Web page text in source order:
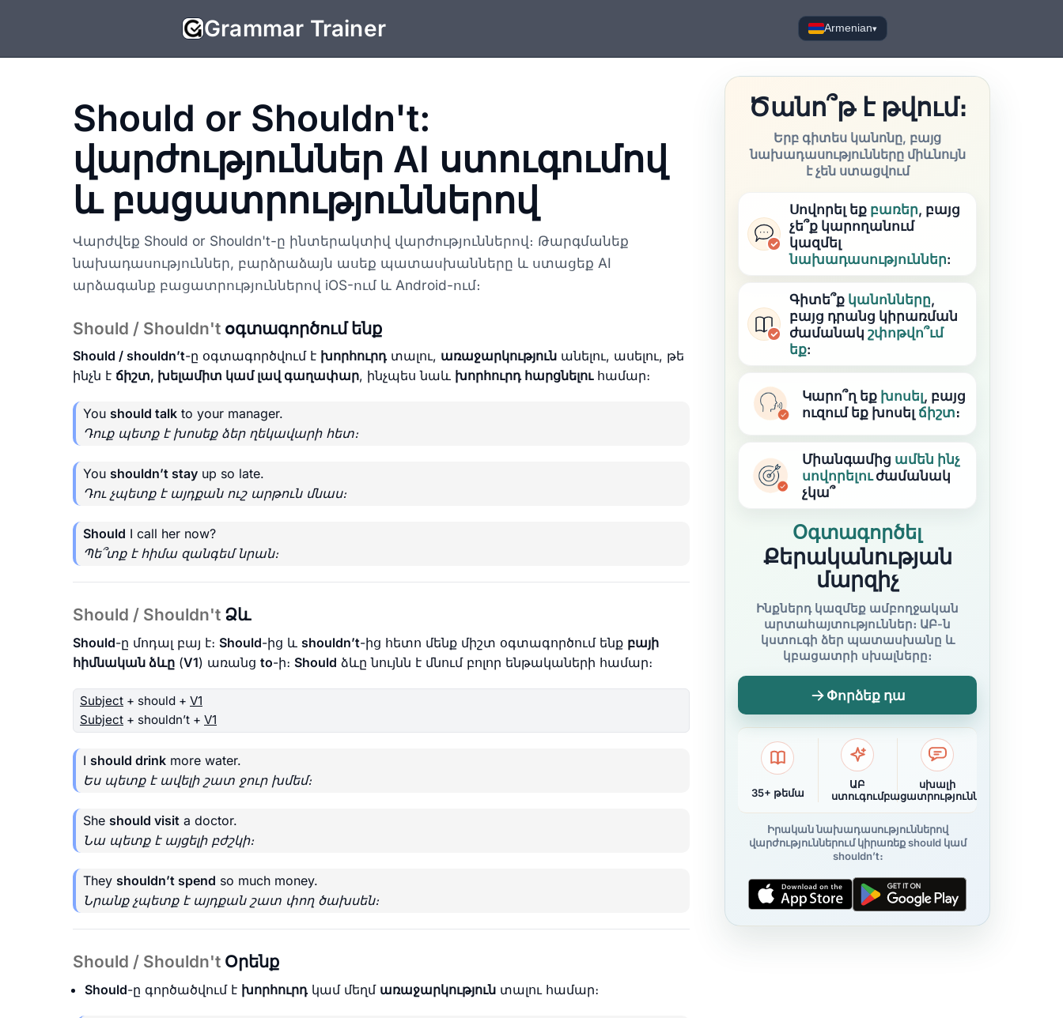
Grammar Trainer Armenian▾
Should or Shouldn't:
վարժություններ AI ստուգումով
և բացատրություններով
Վարժվեք Should or Shouldn't-ը ինտերակտիվ վարժություններով։ Թարգմանեք
նախադասություններ, բարձրաձայն ասեք պատասխանները և ստացեք AI
արձագանք բացատրություններով iOS-ում և Android-ում։
Should / Shouldn't օգտագործում ենք
Should / shouldn’t-ը օգտագործվում է խորհուրդտալու, առաջարկություն անելու, ասելու, թե
ինչն է ճիշտ, խելամիտ կամ լավ գաղափար, ինչպես նաև խորհուրդ հարցնելուհամար։
You should talk to your manager.
Դուք պետք է խոսեք ձեր ղեկավարի հետ։
You shouldn’t stay up so late.
Դու չպետք է այդքան ուշ արթուն մնաս։
Should I call her now?
Պե՞տք է հիմա զանգեմ նրան։
Should / Shouldn't Ձև
Should-ը մոդալ բայ է։ Should-ից և shouldn’t-ից հետո մենք միշտ օգտագործում ենք բայի
հիմնական ձևը (V1) առանց to-ի։ Should ձևը նույնն է մնում բոլոր ենթակաների համար։
Subject + should + V1
Subject + shouldn’t + V1
I should drink more water.
Ես պետք է ավելի շատ ջուր խմեմ։
She should visit a doctor.
Նա պետք է այցելի բժշկի։
They shouldn’t spend so much money.
Նրանք չպետք է այդքան շատ փող ծախսեն։
Should / Shouldn't Օրենք
Should-ը գործածվում է խորհուրդկամ մեղմ առաջարկություն տալու համար։
Ծանո՞թ է թվում։
Երբ գիտես կանոնը, բայց
նախադասությունները միևնույն
է չեն ստացվում
Սովորել եք բառեր, բայց
չե՞ք կարողանում
կազմել
նախադասություններ:
Գիտե՞ք կանոնները,
բայց դրանց կիրառման
ժամանակ շփոթվո՞ւմ
եք:
Կարո՞ղ եք խոսել, բայց
ուզում եք խոսել ճիշտ։
Միանգամից ամեն ինչ
սովորելուժամանակ
չկա՞
Օգտագործել
Քերականության
մարզիչ
Ինքներդ կազմեք ամբողջական
արտահայտություններ։ ԱԲ-ն
կստուգի ձեր պատասխանը և
կբացատրի սխալները։
Փորձեք դա
35+ թեմա
ԱԲ
ստուգում
սխալի
բացատրություններ
Իրական նախադասություններով
վարժություններում կիրառեք should կամ
shouldn’t։